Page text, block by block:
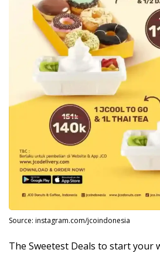
Source: instagram.com/jcoindonesia
The Sweetest Deals to start your